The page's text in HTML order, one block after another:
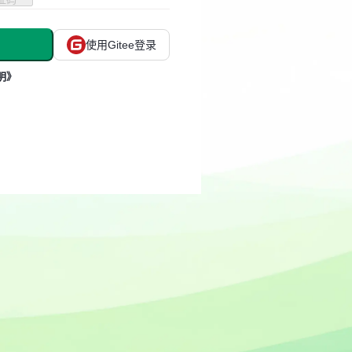
使用Gitee登录
》